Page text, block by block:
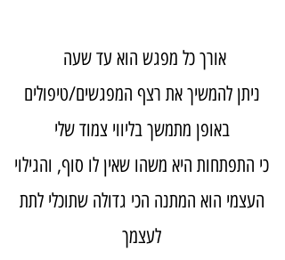
אורך כל מפגש הוא עד שעה
ניתן להמשיך את רצף המפגשים/טיפולים
באופן מתמשך בליווי צמוד שלי
כי התפתחות היא משהו שאין לו סוף, והגילוי
העצמי הוא המתנה הכי גדולה שתוכלי לתת
לעצמך